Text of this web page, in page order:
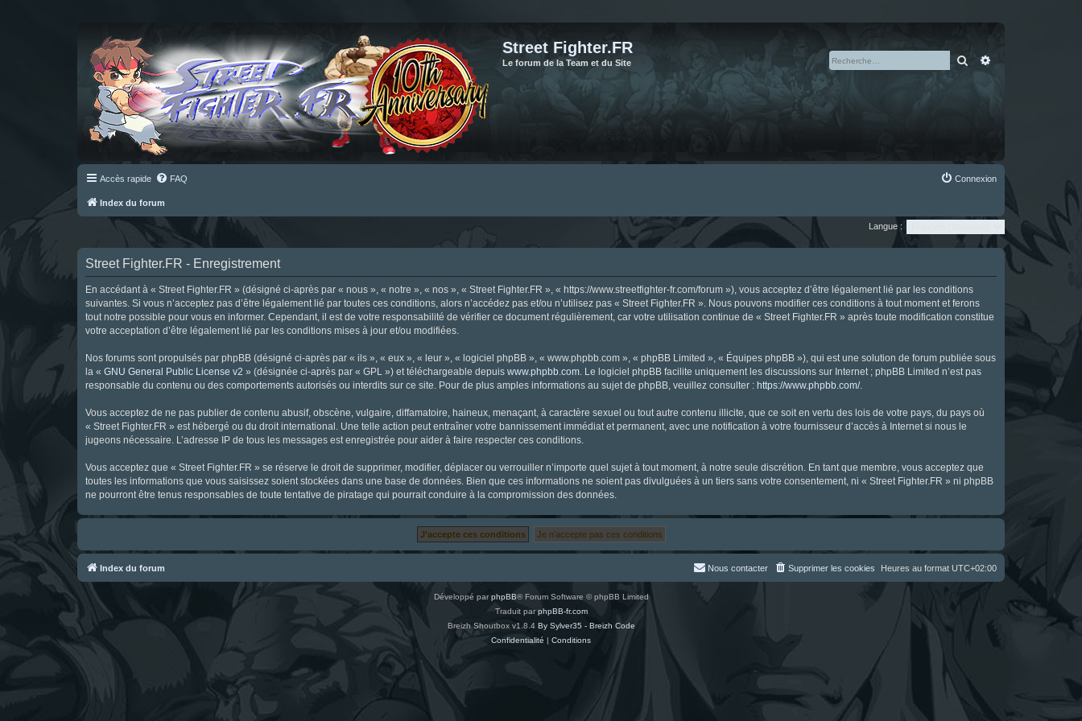
Street Fighter.FR
Le forum de la Team et du Site Rechercher
Accès rapide FAQ Connexion
Index du forum
Langue :
Street Fighter.FR - Enregistrement
En accédant à « Street Fighter.FR » (désigné ci-après par « nous », « notre », « nos », « Street Fighter.FR », « https://www.streetfighter-fr.com/forum »), vous acceptez d’être légalement lié par les conditions
suivantes. Si vous n’acceptez pas d’être légalement lié par toutes ces conditions, alors n’accédez pas et/ou n’utilisez pas « Street Fighter.FR ». Nous pouvons modifier ces conditions à tout moment et ferons
tout notre possible pour vous en informer. Cependant, il est de votre responsabilité de vérifier ce document régulièrement, car votre utilisation continue de « Street Fighter.FR » après toute modification constitue
votre acceptation d’être légalement lié par les conditions mises à jour et/ou modifiées.
Nos forums sont propulsés par phpBB (désigné ci-après par « ils », « eux », « leur », « logiciel phpBB », « www.phpbb.com », « phpBB Limited », « Équipes phpBB »), qui est une solution de forum publiée sous
la « GNU General Public License v2 » (désignée ci-après par « GPL ») et téléchargeable depuis www.phpbb.com . Le logiciel phpBB facilite uniquement les discussions sur Internet ; phpBB Limited n’est pas
responsable du contenu ou des comportements autorisés ou interdits sur ce site. Pour de plus amples informations au sujet de phpBB, veuillez consulter : https://www.phpbb.com/.
Vous acceptez de ne pas publier de contenu abusif, obscène, vulgaire, diffamatoire, haineux, menaçant, à caractère sexuel ou tout autre contenu illicite, que ce soit en vertu des lois de votre pays, du pays où
« Street Fighter.FR » est hébergé ou du droit international. Une telle action peut entraîner votre bannissement immédiat et permanent, avec une notification à votre fournisseur d’accès à Internet si nous le
jugeons nécessaire. L’adresse IP de tous les messages est enregistrée pour aider à faire respecter ces conditions.
Vous acceptez que « Street Fighter.FR » se réserve le droit de supprimer, modifier, déplacer ou verrouiller n’importe quel sujet à tout moment, à notre seule discrétion. En tant que membre, vous acceptez que
toutes les informations que vous saisissez soient stockées dans une base de données. Bien que ces informations ne soient pas divulguées à un tiers sans votre consentement, ni « Street Fighter.FR » ni phpBB
ne pourront être tenus responsables de toute tentative de piratage qui pourrait conduire à la compromission des données.
Index du forum Heures au format UTC+02:00
Supprimer les cookies
Nous contacter
Développé parphpBB® Forum Software © phpBB Limited
Traduit parphpBB-fr.com
Breizh Shoutbox v1.8.4 By Sylver35 - Breizh Code
Confidentialité | Conditions